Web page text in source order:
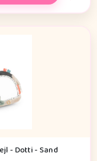
- Dotti - Sand